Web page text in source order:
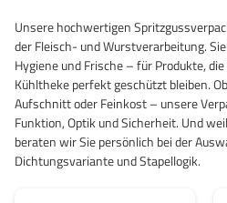
Unsere hochwertigen
der Fleisch- und Wurstverarbeitung.
Hygiene und Frische – für Produkte,
Kühltheke perfekt geschützt bleiben.
Aufschnitt oder Feinkost – unsere
Funktion, Optik und Sicherheit. Und
beraten wir Sie persönlich bei der
Dichtungsvariante und Stapellogik.